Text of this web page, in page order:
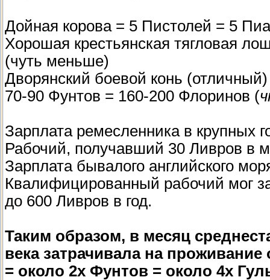
Дойная корова = 5 Пистолей = 5
Хорошая крестьянская тягловая
(чуть меньше)
Дворянский боевой конь
70-90 Фунтов = 160-200 Флоринов (
Зарплата ремесленника в крупных
Рабочий, получавший 30 Ливров в
Зарплата бывалого английского
Квалифицированный рабочий мог
до 600 Ливров в год.
Таким образом, в месяц
века затрачивала на
= около 2х Фунтов = около 4х